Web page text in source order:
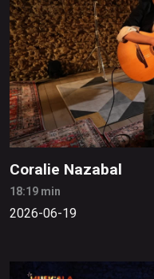
Coralie Nazabal
18:19 min
2026-06-19